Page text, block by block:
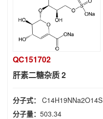
QC151702
肝素二糖杂质 2
分子式： C14H19NNa2O14S
分子量： 503.34